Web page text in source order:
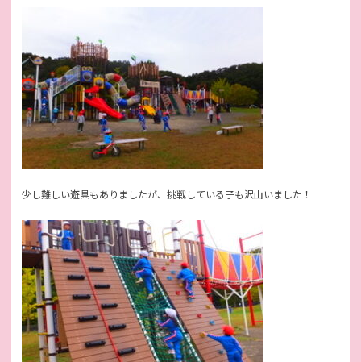
少し難しい遊具もありましたが、挑戦している子も沢山いました！